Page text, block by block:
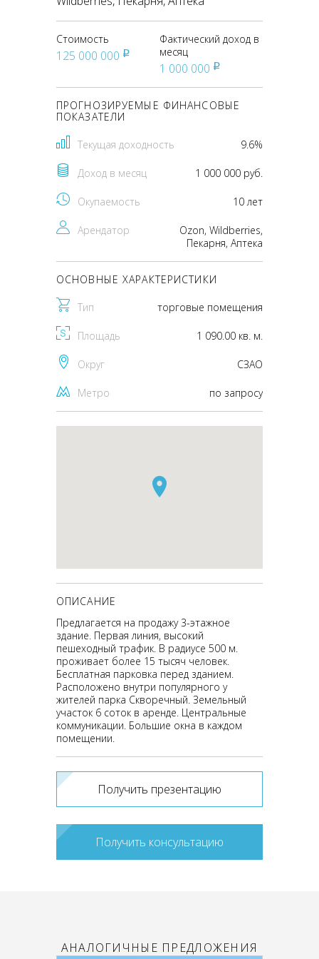
Стоимость
125 000 000 pуб
Фактический доход в
месяц
1 000 000 pуб
ПРОГНОЗИРУЕМЫЕ ФИНАНСОВЫЕ
ПОКАЗАТЕЛИ
Текущая доходность 9.6%
Доход в месяц 1 000 000 руб.
Окупаемость 10 лет
Арендатор
Ozon, Wildberries,
Пекарня, Аптека
ОСНОВНЫЕ ХАРАКТЕРИСТИКИ
Тип торговые помещения
Площадь 1 090.00 кв. м.
Округ CЗАО
Метро по запросу
ОПИСАНИЕ
Предлагается на продажу 3-этажное
здание. Первая линия, высокий
пешеходный трафик. В радиусе 500 м.
проживает более 15 тысяч человек.
Бесплатная парковка перед зданием.
Расположено внутри популярного у
жителей парка Скворечный. Земельный
участок 6 соток в аренде. Центральные
коммуникации. Большие окна в каждом
помещении.
Получить презентацию
Получить консультацию
АНАЛОГИЧНЫЕ ПРЕДЛОЖЕНИЯ